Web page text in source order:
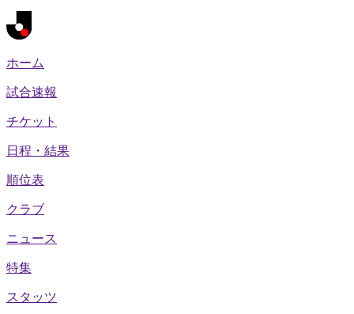
ホーム
試合速報
チケット
日程・結果
順位表
クラブ
ニュース
特集
スタッツ